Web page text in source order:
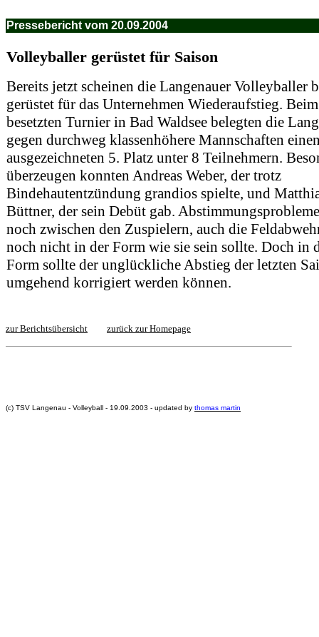
Pressebericht vom 20.09.2004
Volleyballer gerüstet für Saison
Bereits jetzt scheinen die Langenauer Volleyballer
gerüstet für das Unternehmen Wiederaufstieg.
besetzten Turnier in Bad Waldsee belegten die
gegen durchweg klassenhöhere Mannschaften
ausgezeichneten 5. Platz unter 8 Teilnehmern.
überzeugen konnten Andreas Weber, der trotz
Bindehautentzündung grandios spielte, und
Büttner, der sein Debüt gab.
noch zwischen den Zuspielern, auch die
noch nicht in der Form wie sie sein sollte. Doch in
Form sollte der unglückliche Abstieg der letzten
umgehend korrigiert werden können.
zur Berichtsübersicht zurück zur Homepage
(c) TSV Langenau - Volleyball - 19.09.2003 - updated by thomas martin